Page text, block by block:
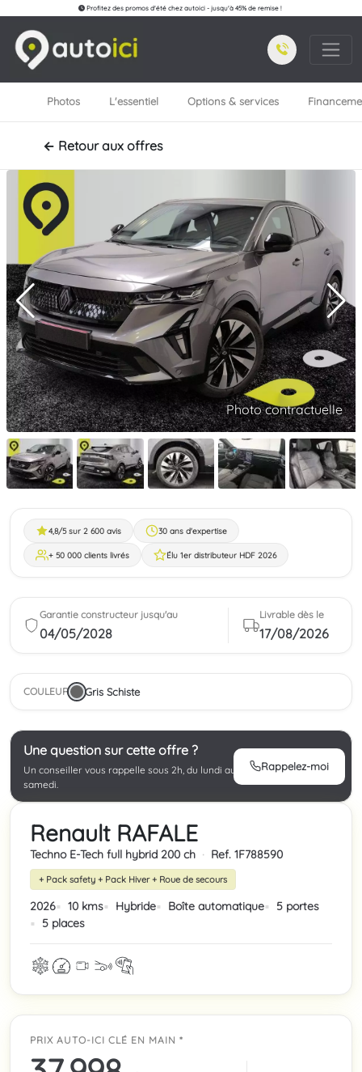
Profitez des promos d'été chez autoici - jusqu'à 45% de remise !
Photos L'essentiel Options & services
← Retour aux offres
Photo contractuelle
4,8/5 sur 2 600 avis 30 ans d'expertise
+ 50 000 clients livrés Élu 1er distributeur HDF 2026
Garantie constructeur jusqu'au
04/05/2028
Livrable dès le
17/08/2026
COULEUR Gris Schiste
Une question sur cette offre ?
Un conseiller vous rappelle sous 2h, du lundi au
samedi.
Rappelez-moi
Renault RAFALE
Techno E-Tech full hybrid 200 ch · Ref. 1F788590
+ Pack safety + Pack Hiver + Roue de secours
2026 10 kms Hybride Boîte automatique
5 portes
5 places
PRIX AUTO-ICI CLÉ EN MAIN *